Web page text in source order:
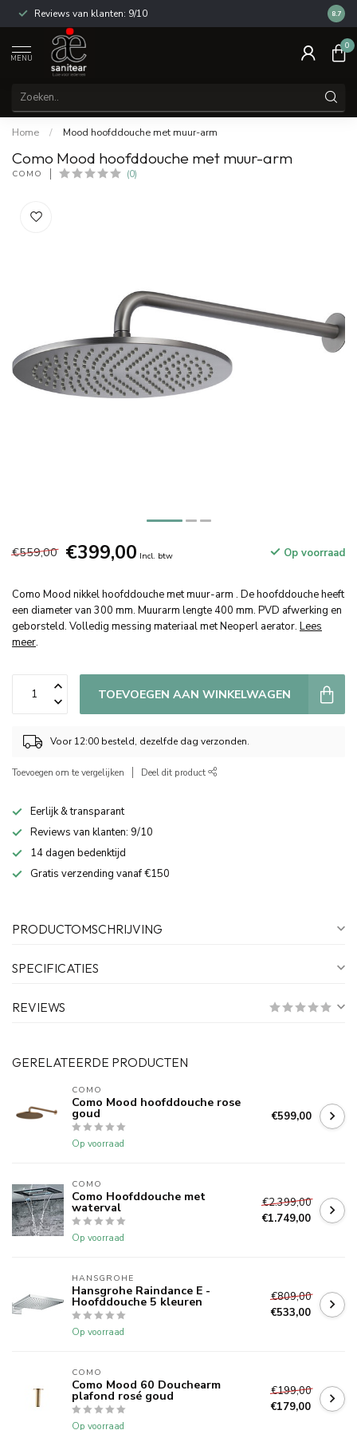
Reviews van klanten: 9/10 14
8.7
MENU
0
Home / Mood hoofddouche met muur-arm
Como Mood hoofddouche met muur-arm
COMO (0)
€559,00 €399,00 Incl. btw Op voorraad
Como Mood nikkel hoofddouche met muur-arm . De hoofddouche heeft
een diameter van 300 mm. Muurarm lengte 400 mm. PVD afwerking en
geborsteld. Volledig messing materiaal met Neoperl aerator. Lees
meer.
TOEVOEGEN AAN WINKELWAGEN
Voor 12:00 besteld, dezelfde dag verzonden.
Toevoegen om te vergelijken Deel dit product
Eerlijk & transparant
Reviews van klanten: 9/10
14 dagen bedenktijd
Gratis verzending vanaf €150
PRODUCTOMSCHRIJVING
SPECIFICATIES
REVIEWS
GERELATEERDE PRODUCTEN
COMO
Como Mood hoofddouche rose
goud
Op voorraad
€599,00
COMO
Como Hoofddouche met
waterval
Op voorraad
€2.399,00
€1.749,00
HANSGROHE
Hansgrohe Raindance E -
Hoofddouche 5 kleuren
Op voorraad
€809,00
€533,00
COMO
Como Mood 60 Douchearm
plafond rosé goud
Op voorraad
€199,00
€179,00